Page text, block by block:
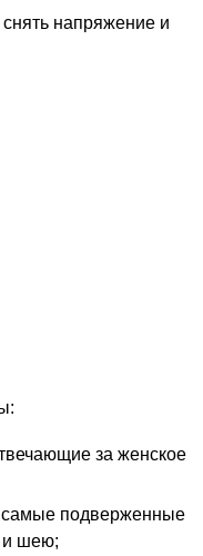
напряжение и
за женское
самые подверженные
и шею;